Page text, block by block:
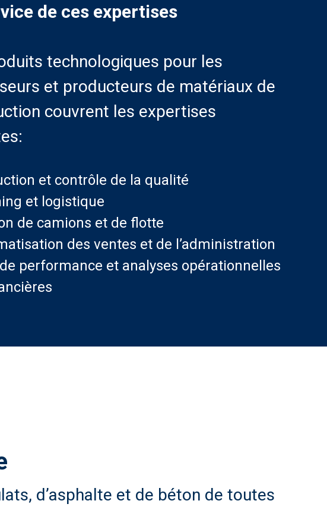
Asphalte Produits en béton
de ces expertises
technologiques pour les
et producteurs de matériaux de
couvrent les expertises
et contrôle de la qualité
et logistique
de camions et de flotte
des ventes et de l’administration
performance et analyses opérationnelles
d’asphalte et de béton de toutes